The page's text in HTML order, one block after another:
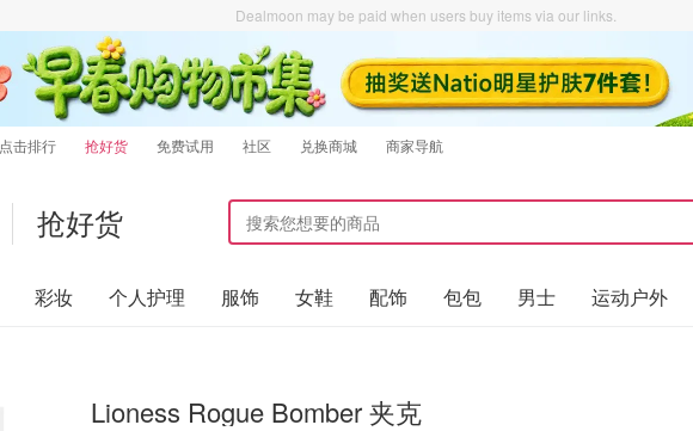
Dealmoon may be paid when users buy items via our links.
点击排行 抢好货 免费试用 社区 兑换商城 商家导航
抢好货
彩妆 个人护理 服饰 女鞋 配饰 包包 男士 运动户外
Lioness Rogue Bomber 夹克